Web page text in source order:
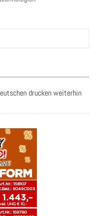
drucken weiterhin